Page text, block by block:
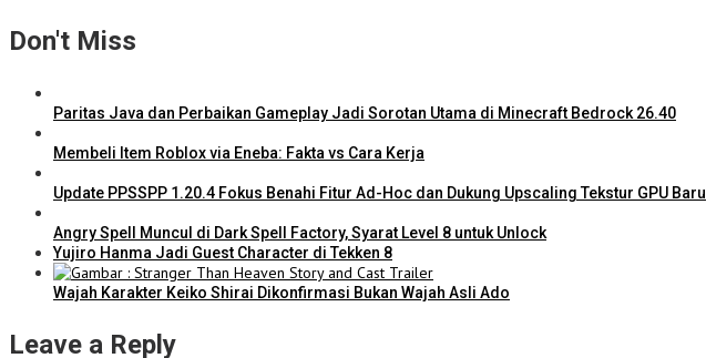
Don't Miss
Paritas Java dan Perbaikan Gameplay Jadi Sorotan Utama di Minecraft Bedrock 26.40
Membeli Item Roblox via Eneba: Fakta vs Cara Kerja
Update PPSSPP 1.20.4 Fokus Benahi Fitur Ad-Hoc dan Dukung Upscaling Tekstur GPU Baru
Angry Spell Muncul di Dark Spell Factory, Syarat Level 8 untuk Unlock
Yujiro Hanma Jadi Guest Character di Tekken 8
Wajah Karakter Keiko Shirai Dikonfirmasi Bukan Wajah Asli Ado
Leave a Reply